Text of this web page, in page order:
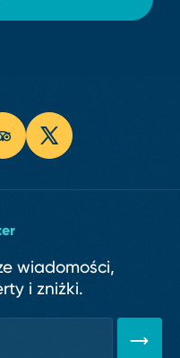
wiadomości,
i zniżki.